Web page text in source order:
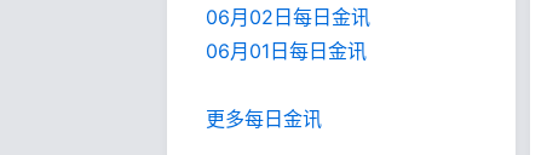
06月02日每日金讯
06月01日每日金讯
更多每日金讯